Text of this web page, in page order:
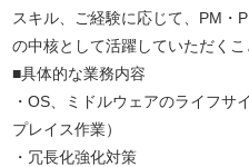
スキル、ご経験に応じて、PM・
の中核として活躍していただくこ
■具体的な業務内容
・OS、ミドルウェアのライフサ
プレイス作業）
・冗長化強化対策